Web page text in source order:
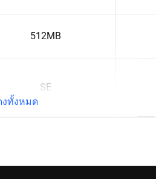
512MB
SE
งทั้งหมด